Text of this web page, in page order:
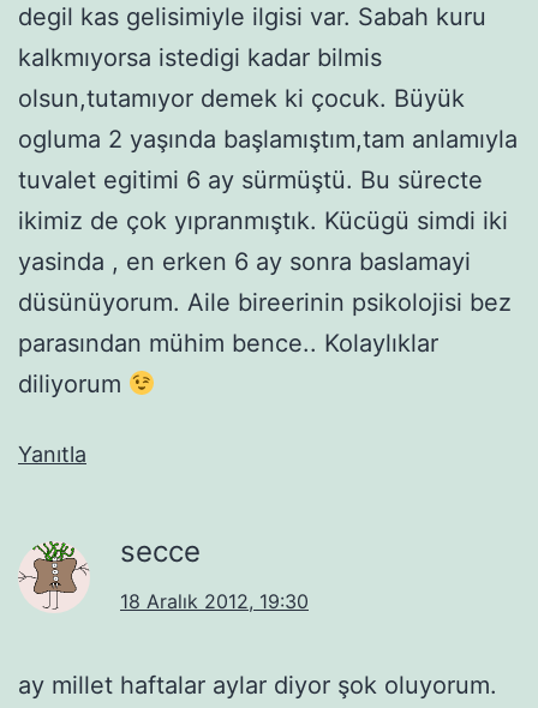
degil kas gelisimiyle ilgisi var. Sabah kuru
kalkmıyorsa istedigi kadar bilmis
olsun,tutamıyor demek ki çocuk. Büyük
ogluma 2 yaşında başlamıştım,tam anlamıyla
tuvalet egitimi 6 ay sürmüştü. Bu sürecte
ikimiz de çok yıpranmıştık. Kücügü simdi iki
yasinda , en erken 6 ay sonra baslamayi
düsünüyorum. Aile bireerinin psikolojisi bez
parasından mühim bence.. Kolaylıklar
diliyorum
Yanıtla
secce
18 Aralık 2012, 19:30
ay millet haftalar aylar diyor şok oluyorum.